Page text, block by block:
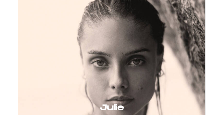
Julie